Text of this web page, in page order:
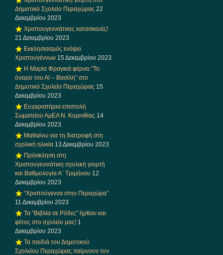
Δημοτικό Σχολείο Περαχώρας 22
Δεκεμβρίου 2023
Χριστουγεννιάτικες κατασκευές!
21 Δεκεμβρίου 2023
Εκκλησιασμός ενόψει
Χριστουγέννων 15 Δεκεμβρίου 2023
Η Μαρία Φραγκιά φέρνει “Το
όνειρο του Αϊ – Βασίλη” στο
Δημοτικό Σχολείο Περαχώρας 15
Δεκεμβρίου 2023
Ευχαριστήρια επιστολή
Σωματείου ΑμΕΑ Ν. Κορινθίας 14
Δεκεμβρίου 2023
Μαθαίνω για τη διατροφή στη
σχολική ηλικία 13 Δεκεμβρίου 2023
Πρόσκληση στη
Χριστουγεννιάτικη σχολική γιορτή
και Βαθμολογία Α΄ Τριμήνου 12
Δεκεμβρίου 2023
“Χριστούγεννα στην Περαχώρα”
11 Δεκεμβρίου 2023
Τα “Βιβλία σε Ρόδες” ήρθαν και
φέτος στο σχολείο μας! 1
Δεκεμβρίου 2023
Τα παιδιά του Δημοτικού
Σχολείου Περαχώρας παίρνουν τον